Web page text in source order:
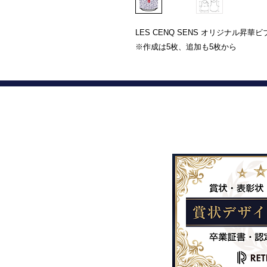
LES CENQ SENS オリジナル昇華ビ
※作成は5枚、追加も5枚から